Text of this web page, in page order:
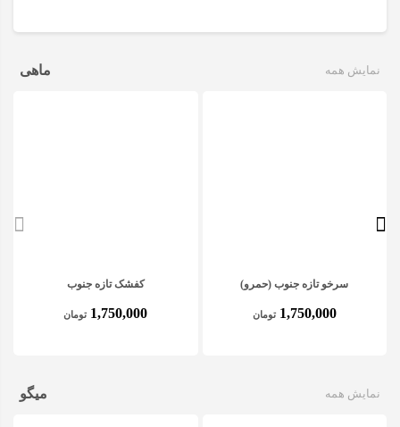
ماهی نمایش همه
سرخو تازه جنوب (حمرو)
1,750,000 تومان
کفشک تازه جنوب
1,750,000 تومان
میگو نمایش همه